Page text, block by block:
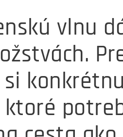
vlnu